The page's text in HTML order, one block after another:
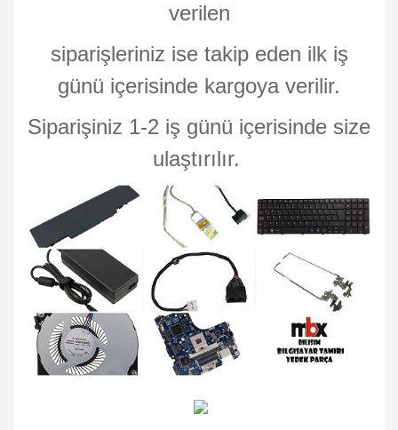
verilen
siparişleriniz ise takip eden ilk iş
günü içerisinde kargoya verilir.
Siparişiniz 1-2 iş günü içerisinde size
ulaştırılır.